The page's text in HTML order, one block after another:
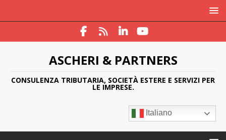
ASCHERI & PARTNERS
CONSULENZA TRIBUTARIA, SOCIETÀ ESTERE E SERVIZI PER
LE IMPRESE.
Italiano